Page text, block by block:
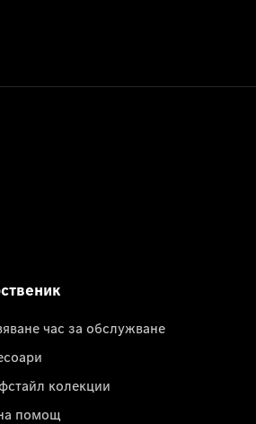
час за обслужване
колекции
помощ